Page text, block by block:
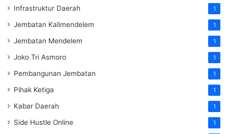
Infrastruktur Daerah 1
Jembatan Kalimendelem 1
Jembatan Mendelem 1
Joko Tri Asmoro 1
Pembangunan Jembatan 1
Pihak Ketiga 1
Kabar Daerah 1
Side Hustle Online 1